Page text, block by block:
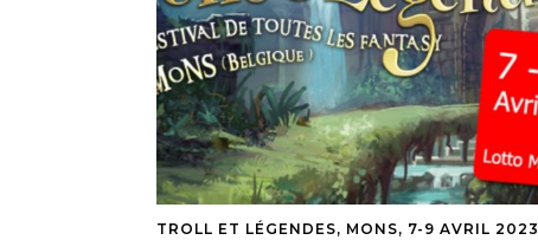
TROLL ET LÉGENDES, MONS, 7-9 AVRIL 2023